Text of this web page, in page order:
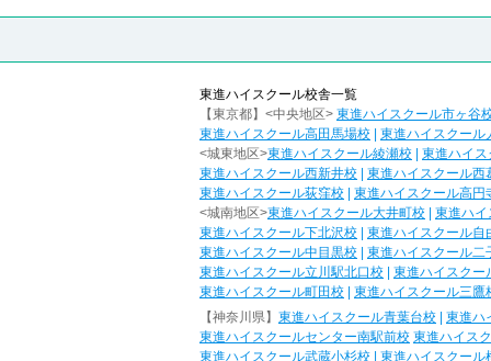
東進ハイスクール校舎一覧
【東京都】<中央地区> 東進ハイスクール市ヶ谷
東進ハイスクール高田馬場校
東進ハイスクール
<城東地区>東進ハイスクール綾瀬校
東進ハイ
東進ハイスクール西新井校
東進ハイスクール西
東進ハイスクール荻窪校
東進ハイスクール高円
<城南地区>東進ハイスクール大井町校
東進ハイ
東進ハイスクール下北沢校
東進ハイスクール自
東進ハイスクール中目黒校
東進ハイスクール二
東進ハイスクール立川駅北口校
東進ハイスクー
東進ハイスクール町田校
東進ハイスクール三鷹
【神奈川県】 東進ハイスクール青葉台校
東進ハ
東進ハイスクールセンター南駅前校 東進ハイス
東進ハイスクール武蔵小杉校
東進ハイスクール